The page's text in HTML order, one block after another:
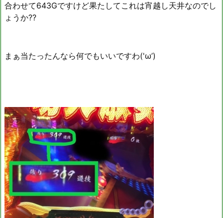
合わせて643Gですけど果たしてこれは宵越し天井なのでし
ょうか⁇
まぁ当たったんなら何でもいいですわ('ω’)